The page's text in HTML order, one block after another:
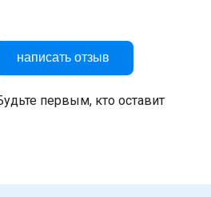
написать отзыв
первым, кто оставит